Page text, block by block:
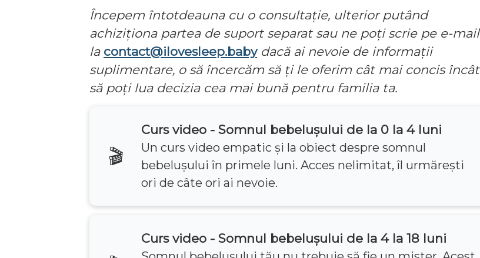
Începem întotdeauna cu o consultație, ulterior putând
achiziționa partea de suport separat sau ne poți scrie pe e-mail
la contact@ilovesleep.babydacă ai nevoie de informații
suplimentare, o să încercăm să ți le oferim cât mai concis încât
să poți lua decizia cea mai bună pentru familia ta.
🎬
Curs video - Somnul bebelușului de la 0 la 4 luni
Un curs video empatic și la obiect despre somnul
bebelușului în primele luni. Acces nelimitat, îl urmărești
ori de câte ori ai nevoie.
Curs video - Somnul bebelușului de la 4 la 18 luni